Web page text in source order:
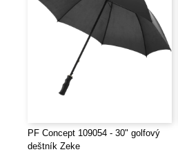
PF Concept 109054 - 30" golfový
deštník Zeke